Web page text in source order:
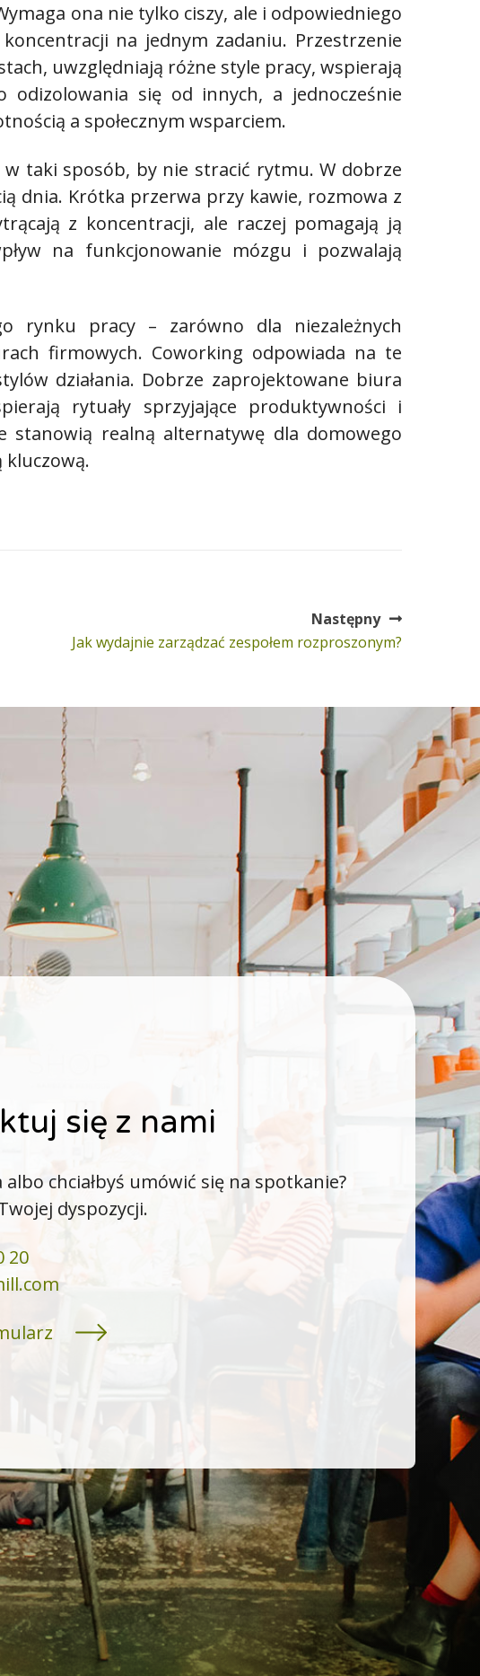
ona nie tylko ciszy, ale i odpowiedniego
na jednym zadaniu. Przestrzenie
uwzględniają różne style pracy, wspierają
odizolowania się od innych, a jednocześnie
a społecznym wsparciem.
taki sposób, by nie stracić rytmu. W dobrze
dnia. Krótka przerwa przy kawie, rozmowa z
z koncentracji, ale raczej pomagają ją
na funkcjonowanie mózgu i pozwalają
rynku pracy – zarówno dla niezależnych
firmowych. Coworking odpowiada na te
działania. Dobrze zaprojektowane biura
rytuały sprzyjające produktywności i
stanowią realną alternatywę dla domowego
kluczową.
Następny
Jak wydajnie zarządzać zespołem rozproszonym?
się z nami
chciałbyś umówić się na spotkanie?
dyspozycji.
20